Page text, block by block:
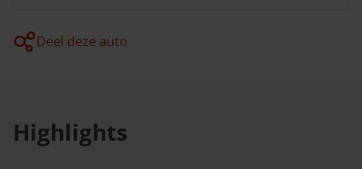
Deel deze auto
Highlights